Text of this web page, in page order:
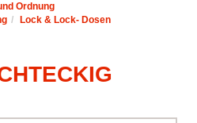
Ordnung
Lock & Lock- Dosen